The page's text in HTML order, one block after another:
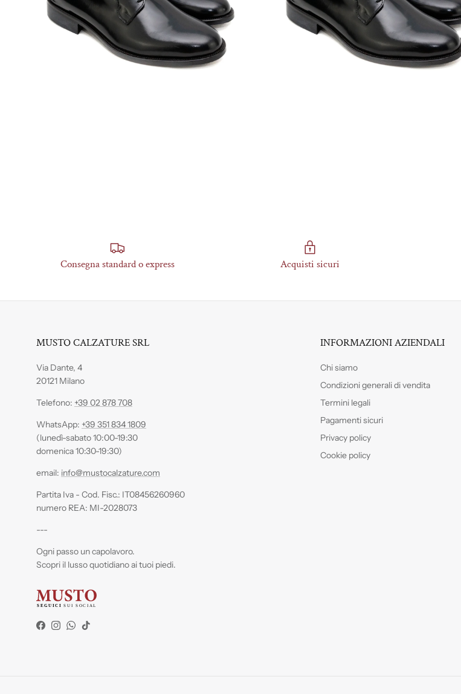
Consegna standard o express Acquisti sicuri
MUSTO CALZATURE SRL
Via Dante, 4
20121 Milano
Telefono: +39 02 878 708
WhatsApp: +39 351 834 1809
(lunedì-sabato 10:00-19:30
domenica 10:30-19:30)
email: info@mustocalzature.com
Partita Iva - Cod. Fisc.: IT08456260960
numero REA: MI-2028073
---
Ogni passo un capolavoro.
Scopri il lusso quotidiano ai tuoi piedi.
Facebook
Instagram
WhatsApp
TikTok
INFORMAZIONI AZIENDALI
Chi siamo
Condizioni generali di vendita
Termini legali
Pagamenti sicuri
Privacy policy
Cookie policy